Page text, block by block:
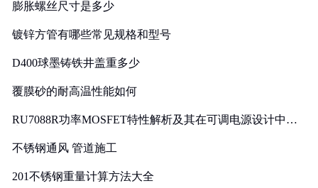
膨胀螺丝尺寸是多少
镀锌方管有哪些常见规格和型号
D400球墨铸铁井盖重多少
覆膜砂的耐高温性能如何
RU7088R功率MOSFET特性解析及其在可调电源设计中的
不锈钢通风 管道施工
201不锈钢重量计算方法大全